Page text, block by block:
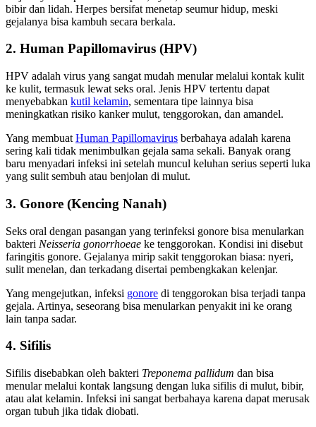
bibir dan lidah. Herpes bersifat menetap seumur hidup, meski
gejalanya bisa kambuh secara berkala.
2. Human Papillomavirus (HPV)
HPV adalah virus yang sangat mudah menular melalui kontak kulit
ke kulit, termasuk lewat seks oral. Jenis HPV tertentu dapat
menyebabkan kutil kelamin, sementara tipe lainnya bisa
meningkatkan risiko kanker mulut, tenggorokan, dan amandel.
Yang membuat Human Papillomavirus berbahaya adalah karena
sering kali tidak menimbulkan gejala sama sekali. Banyak orang
baru menyadari infeksi ini setelah muncul keluhan serius seperti luka
yang sulit sembuh atau benjolan di mulut.
3. Gonore (Kencing Nanah)
Seks oral dengan pasangan yang terinfeksi gonore bisa menularkan
bakteri Neisseria gonorrhoeae ke tenggorokan. Kondisi ini disebut
faringitis gonore. Gejalanya mirip sakit tenggorokan biasa: nyeri,
sulit menelan, dan terkadang disertai pembengkakan kelenjar.
Yang mengejutkan, infeksi gonore di tenggorokan bisa terjadi tanpa
gejala. Artinya, seseorang bisa menularkan penyakit ini ke orang
lain tanpa sadar.
4. Sifilis
Sifilis disebabkan oleh bakteri Treponema pallidum dan bisa
menular melalui kontak langsung dengan luka sifilis di mulut, bibir,
atau alat kelamin. Infeksi ini sangat berbahaya karena dapat merusak
organ tubuh jika tidak diobati.